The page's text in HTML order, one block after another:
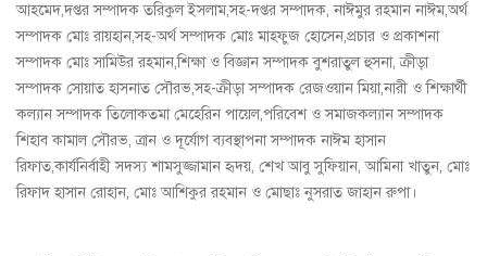
আহমেদ,দপ্তর সম্পাদক তরিকুল ইসলাম,সহ-দপ্তর সম্পাদক, নাঈমুর রহমান নাঈম,অর্থ
সম্পাদক মোঃ রায়হান,সহ-অর্থ সম্পাদক মোঃ মাহফুজ হোসেন,প্রচার ও প্রকাশনা
সম্পাদক মোঃ সামিউর রহমান,শিক্ষা ও বিজ্ঞান সম্পাদক বুশরাতুল হুসনা, ক্রীড়া
সম্পাদক সোয়াত হাসনাত সৌরভ,সহ-ক্রীড়া সম্পাদক রেজওয়ান মিয়া,নারী ও শিক্ষার্থী
কল্যান সম্পাদক তিলোকতমা মেহেরিন পায়েল,পরিবেশ ও সমাজকল্যান সম্পাদক
শিহাব কামাল সৌরভ, ত্রান ও দূর্যোগ ব্যবস্থাপনা সম্পাদক নাঈম হাসান
রিফাত,কার্যনির্বাহী সদস্য শামসুজ্জামান হৃদয়, শেখ আবু সুফিয়ান, আমিনা খাতুন, মোঃ
রিফাদ হাসান রোহান, মোঃ আশিকুর রহমান ও মোছাঃ নুসরাত জাহান রুপা।